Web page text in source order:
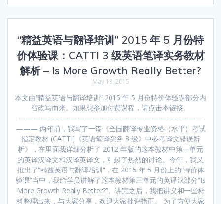
“精益英语与翻译培训” 2015 年 5 月份特
价体验课：CATTI 3 级英语笔译实务教材
解析 – Is More Growth Really Better?
May 18, 2015
本文由“精益英语与翻译培训” 2015 年 5 月份特价体验课部分内
容改写而来。如果想参加付费课程，请点击本链接。
—————————————————————————
——— 两年前，我写了一篇《全国翻译专业资格（水平）考试
指定教材 (CATTI)《英语笔译实务 3 级》中参考译文错误辨
析》，在里面我详细分析了 2012 年版的这本教材中第一单元
的英译汉译文和汉译英译文，引起了热烈的讨论。今年，我又
推出了“精益英语与翻译培训”，在 2015 年 5 月份上的“特价体
验课”当中，我给学员讲解了这本教材第三单元的英译汉部分“Is
More Growth Really Better?”。讲完之后，我把讲义和一些材
料整理出来，与大家分享，欢迎大家批评指正。 为了方便大家